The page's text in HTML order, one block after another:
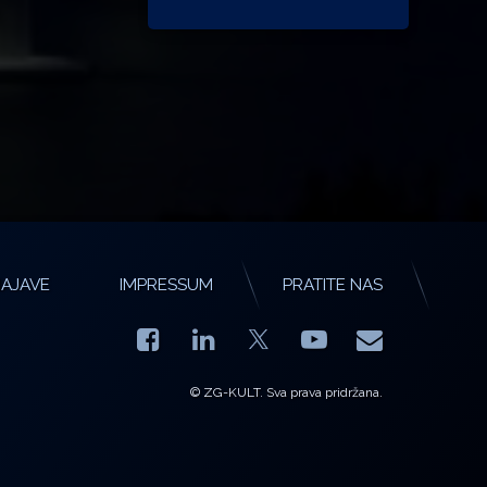
IMPRESSUM PRATITE NAS
Facebook
LinkedIn YouTube
E-mail
© ZG-KULT. Sva prava pridržana.